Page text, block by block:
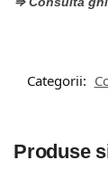
Categorii:
Produse